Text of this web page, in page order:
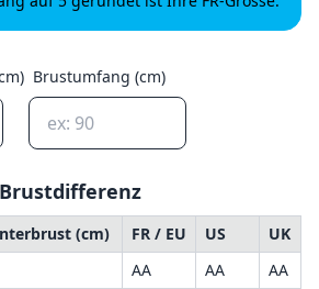
Brustumfang (cm)
(cm) FR / EU US
UK
AA AA
AA